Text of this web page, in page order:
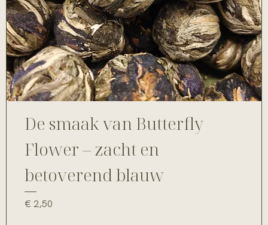
De smaak van Butterfly
Flower – zacht en
betoverend blauw
Prijs
€ 2,50